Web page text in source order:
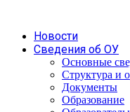
Новости
Сведения об ОУ
Основные
Структура и
Документы
Образование